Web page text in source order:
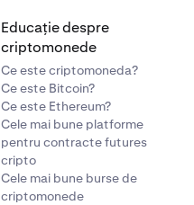
Educație despre
criptomonede
Ce este criptomoneda?
Ce este Bitcoin?
Ce este Ethereum?
Cele mai bune platforme
pentru contracte futures
cripto
Cele mai bune burse de
criptomonede